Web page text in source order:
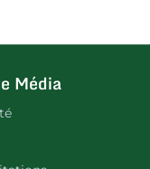
Média